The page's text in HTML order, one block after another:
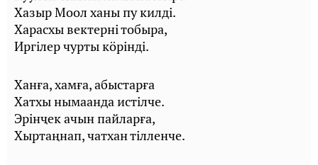
Хазыр Моол ханы пу килді.
Харасхы вектерні тобыра,
Иргілер чурты кӧрінді.
Ханға, хамға, абыстарға
Хатхы нымаанда истілче.
Эрінҷек ачын пайларға,
Хыртаңнап, чатхан тілленче.